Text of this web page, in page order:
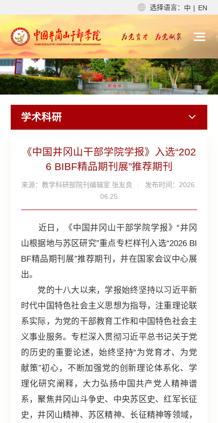
选择语言： 中 | EN
学术科研
《中国井冈山干部学院学报》入选“202
6 BIBF精品期刊展”推荐期刊
来源：教学科研部院刊编辑室 张友良
发布时间：2026.
06.25
近日，《中国井冈山干部学院学报》“井冈
山根据地与苏区研究”重点专栏样刊入选“2026 BI
BF精品期刊展”推荐期刊，并在国家会议中心展
出。
党的十八大以来，学报始终坚持以习近平新
时代中国特色社会主义思想为指导，注重理论联
系实际，为党的干部教育工作和中国特色社会主
义事业服务。专栏深入贯彻习近平总书记关于党
的历史的重要论述，始终坚持“为党育才、为党
献策”初心，不断加强党的创新理论体系化、学
理化研究阐释，大力弘扬中国共产党人精神谱
系，聚焦井冈山斗争史、中央苏区史、红军长征
史，井冈山精神、苏区精神、长征精神等领域，